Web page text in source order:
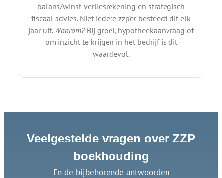
balans/winst-verliesrekening en strategisch
fiscaal advies. Niet iedere zzp’er besteedt dit elk
jaar uit. Waarom? Bij groei, hypotheekaanvraag of
om inzicht te krijgen in het bedrijf is dit
waardevol.
Veelgestelde vragen over ZZP
boekhouding
En de bijbehorende antwoorden